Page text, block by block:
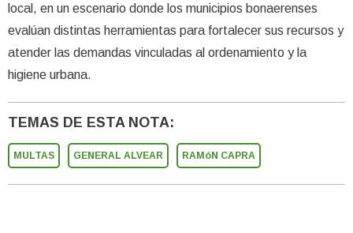
local, en un escenario donde los municipios bonaerenses
evalúan distintas herramientas para fortalecer sus recursos y
atender las demandas vinculadas al ordenamiento y la
higiene urbana.
TEMAS DE ESTA NOTA:
MULTAS GENERAL ALVEAR RAMóN CAPRA